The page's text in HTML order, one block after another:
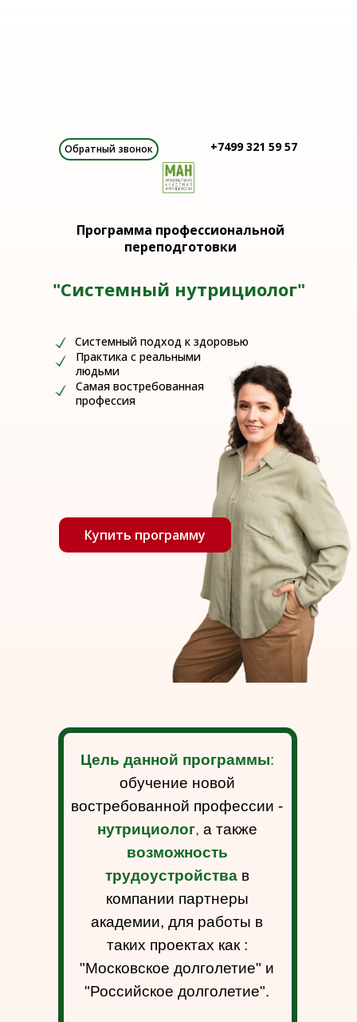
"Системный нутрициолог"
Программа профессиональной
переподготовки
Системный подход к здоровью
Практика с реальными
людьми
Самая востребованная
профессия
Купить программу
Обратный звонок +7499 321 59 57
Цель данной программы:
обучение новой
востребованной профессии -
нутрициолог, а также
возможность
трудоустройствав
компании партнеры
академии, для работы в
таких проектах как :
"Московское долголетие" и
"Российское долголетие".